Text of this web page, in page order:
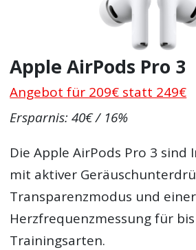
Apple AirPods Pro 3
Angebot für 209€ statt 249€
Ersparnis: 40€ / 16%
Die Apple AirPods Pro 3 sind
mit aktiver
Transparenzmodus und
Herzfrequenzmessung für
Trainingsarten.